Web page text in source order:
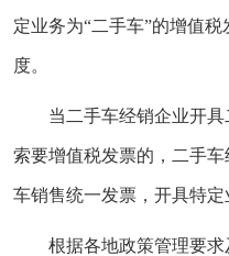
定业务为“二手车”的增值
度。
当二手车经销企业开
索要增值税发票的，二手
车销售统一发票，开具特定
根据各地政策管理要